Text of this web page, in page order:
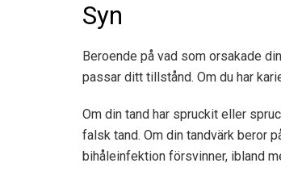
Syn
Beroende på vad som orsakade
passar ditt tillstånd. Om du har
Om din tand har spruckit eller
falsk tand. Om din tandvärk beror
bihåleinfektion försvinner, ibland